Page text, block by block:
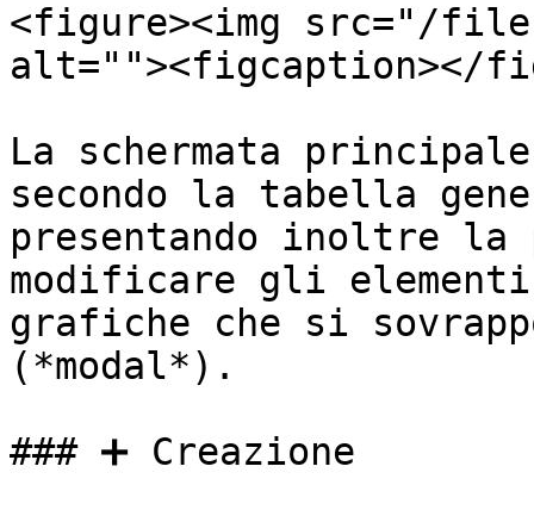
<figure><img src="/files/
alt=""><figcaption></
La schermata
secondo la tabella
presentando inoltre
modificare gli
grafiche che si
(*modal*).
### ➕ Creazione